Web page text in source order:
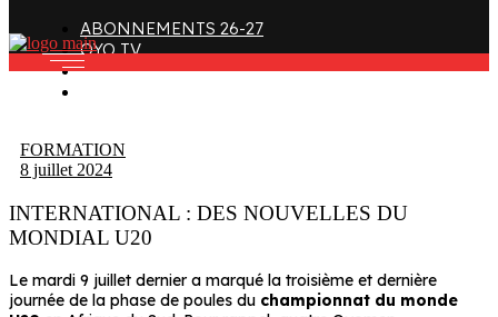
ABONNEMENTS 26-27
OYO TV
FAN ZONE
Charles-Mathon
Factory
FORMATION
8 juillet 2024
INTERNATIONAL : DES NOUVELLES DU
MONDIAL U20
Le mardi 9 juillet dernier a marqué la troisième et dernière
journée de la phase de poules du championnat du monde